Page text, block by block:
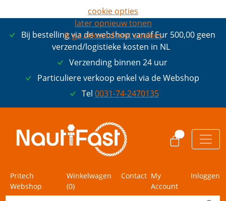
Bij bestelling via de webshop vanaf Eur 500,00 geen
verzend/logistieke kosten in NL
Verzending binnen 24 uur
Particuliere verkoop enkel via de Webshop
Tel 0031-74-2470135
Pritech
Webshop
Winkelwagen
(0)
Contact My
Account
Inloggen
cookie opties
later opnieuw tonen
ik ga akkoord met cookies